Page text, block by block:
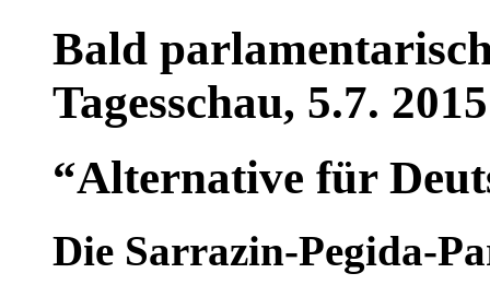
Bald
Tagesschau, 5.7. 2015
“Alternative für
Die Sarrazin-Pegida-